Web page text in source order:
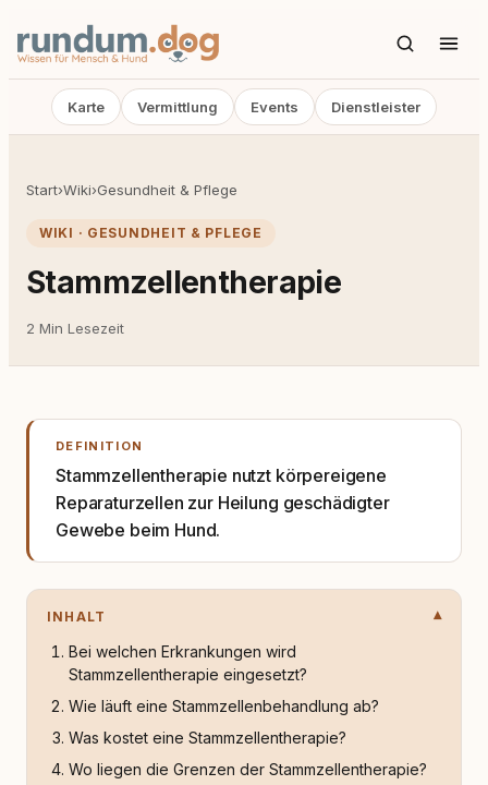
Karte Vermittlung Events Dienstleister
Start›Wiki›Gesundheit & Pflege
WIKI · GESUNDHEIT & PFLEGE
Stammzellentherapie
2 Min Lesezeit
DEFINITION
Stammzellentherapie nutzt körpereigene
Reparaturzellen zur Heilung geschädigter
Gewebe beim Hund.
INHALT
Bei welchen Erkrankungen wird
Stammzellentherapie eingesetzt?
Wie läuft eine Stammzellenbehandlung ab?
Was kostet eine Stammzellentherapie?
Wo liegen die Grenzen der Stammzellentherapie?